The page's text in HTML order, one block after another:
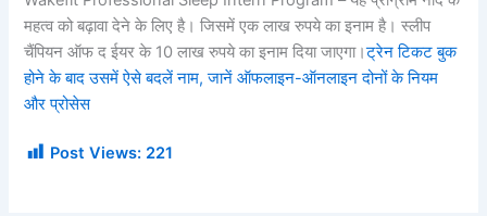
महत्व को बढ़ावा देने के लिए है। जिसमें एक लाख रुपये का इनाम है। स्लीप
चैंपियन ऑफ द ईयर के 10 लाख रुपये का इनाम दिया जाएगा।ट्रेन टिकट बुक
होने के बाद उसमें ऐसे बदलें नाम, जानें ऑफलाइन-ऑनलाइन दोनों के नियम
और प्रोसेस
Post Views: 221